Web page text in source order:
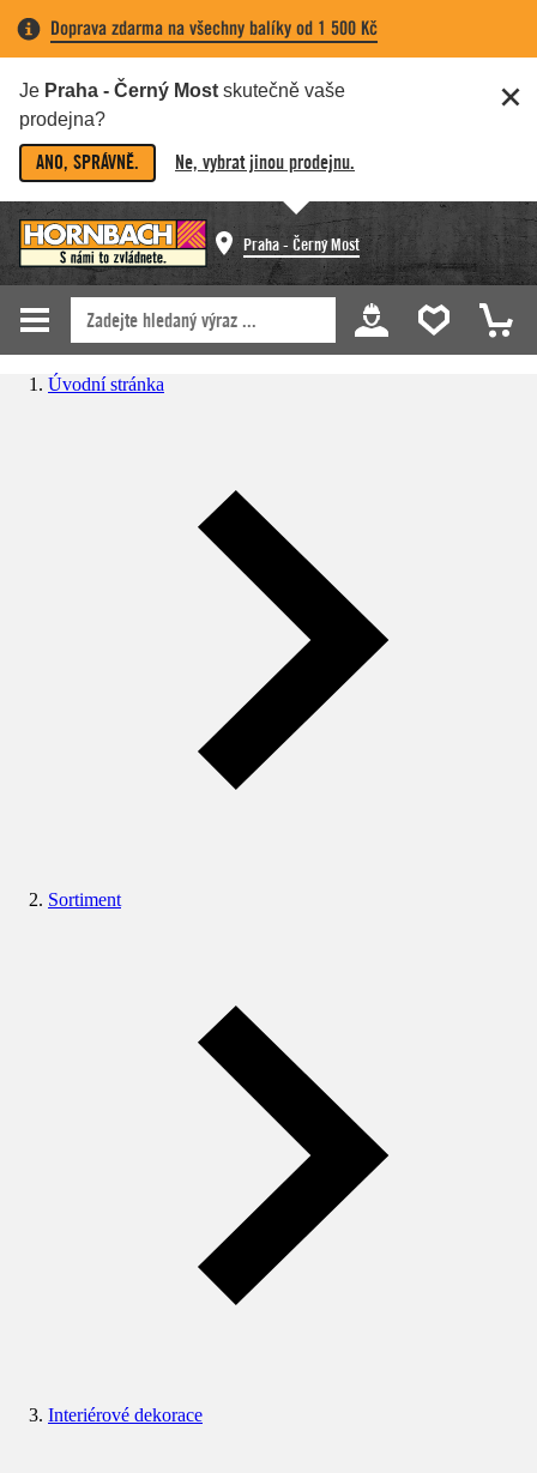
Doprava zdarma na všechny balíky od 1 500 Kč
Je Praha - Černý Most skutečně vaše
prodejna?
ANO, SPRÁVNĚ. Ne, vybrat jinou prodejnu.
Praha - Černý Most
Úvodní stránka
Sortiment
Interiérové dekorace